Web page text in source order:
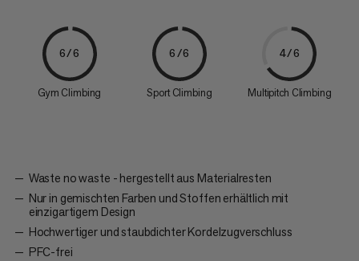
6/6
Gym Climbing
6/6
Sport Climbing
4/6
Multipitch Climbing
Waste no waste - hergestellt aus Materialresten
Nur in gemischten Farben und Stoffen erhältlich mit
einzigartigem Design
Hochwertiger und staubdichter Kordelzugverschluss
PFC-frei